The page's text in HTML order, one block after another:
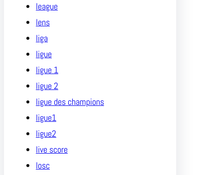
league
lens
liga
ligue
ligue 1
ligue 2
ligue des champions
ligue1
ligue2
live score
losc